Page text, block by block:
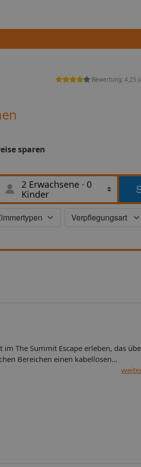
Bewertung: 4,25 (
sparen
2 Erwachsene · 0
Kinder
The Summit Escape erleben, das
Bereichen einen kabellosen
Die Unterkunft kann für einige